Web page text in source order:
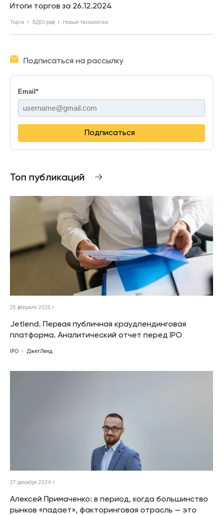
Итоги торгов за 26.12.2024
Торги ВДОграф Новые технологии
Подписаться на рассылку
Email *
Подписаться
Топ публикаций
25 февраля 2025 г.
Jetlend. Первая публичная краудлендинговая
платформа. Аналитический отчет перед IPO
IPO ДжетЛенд
27 декабря 2024 г.
Алексей Примаченко: в период, когда большинство
рынков «падает», факторинговая отрасль — это